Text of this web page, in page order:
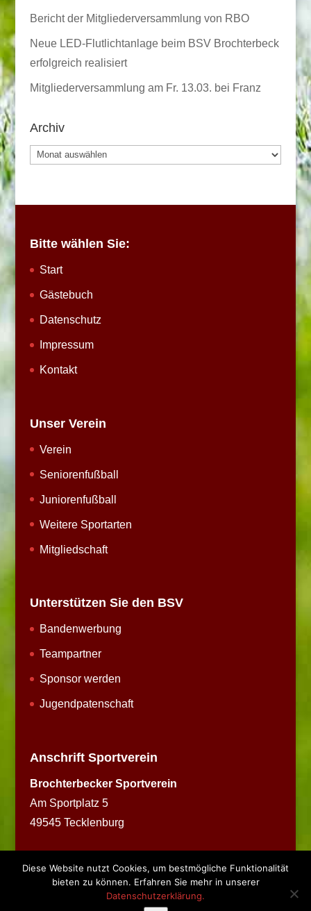
Bericht der Mitgliederversammlung von RBO
Neue LED-Flutlichtanlage beim BSV Brochterbeck
erfolgreich realisiert
Mitgliederversammlung am Fr. 13.03. bei Franz
Archiv
Archiv
Bitte wählen Sie:
Start
Gästebuch
Datenschutz
Impressum
Kontakt
Unser Verein
Verein
Seniorenfußball
Juniorenfußball
Weitere Sportarten
Mitgliedschaft
Unterstützen Sie den BSV
Bandenwerbung
Teampartner
Sponsor werden
Jugendpatenschaft
Anschrift Sportverein
Brochterbecker Sportverein
Am Sportplatz 5
49545 Tecklenburg
Diese Website nutzt Cookies, um bestmögliche Funktionalität
bieten zu können. Erfahren Sie mehr in unserer
Datenschutzerklärung.